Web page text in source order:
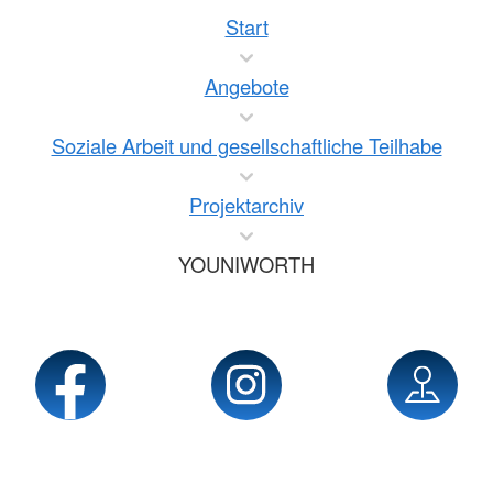
Start
Angebote
Soziale Arbeit und gesellschaftliche Teilhabe
Projektarchiv
YOUNIWORTH